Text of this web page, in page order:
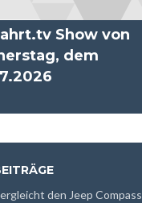
Show von
dem
den Jeep Compass